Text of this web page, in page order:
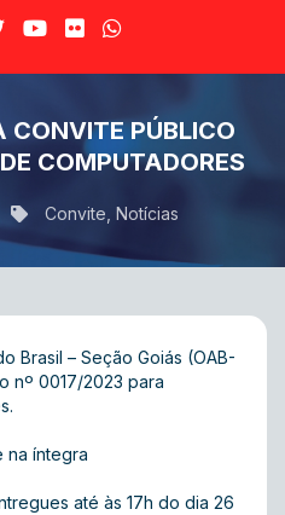
CONVITE PÚBLICO
COMPUTADORES
Convite Notícias
Brasil – Seção Goiás (OAB-
nº 0017/2023 para
na íntegra
até às 17h do dia 26